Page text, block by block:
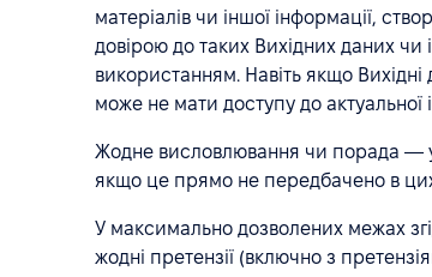
матеріалів чи іншої інформації,
довірою до таких Вихідних даних чи
використанням. Навіть якщо
може не мати доступу до актуальної
Жодне висловлювання чи порада —
якщо це прямо не передбачено в
У максимально дозволених межах
жодні претензії (включно з